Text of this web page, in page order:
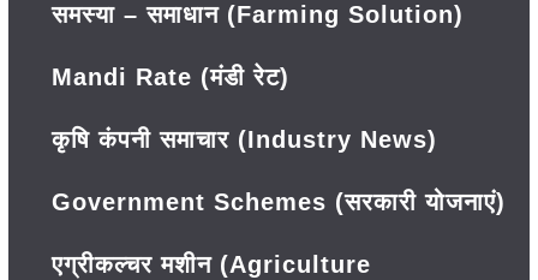
समस्या – समाधान (Farming Solution)
Mandi Rate (मंडी रेट)
कृषि कंपनी समाचार (Industry News)
Government Schemes (सरकारी योजनाएं)
एग्रीकल्चर मशीन (Agriculture